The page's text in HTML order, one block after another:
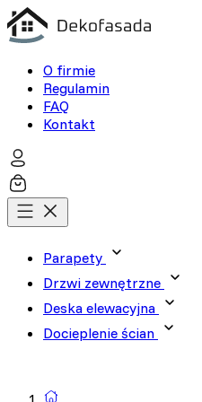
O firmie
Regulamin
FAQ
Kontakt
Parapety
Drzwi zewnętrzne
Deska elewacyjna
Docieplenie ścian